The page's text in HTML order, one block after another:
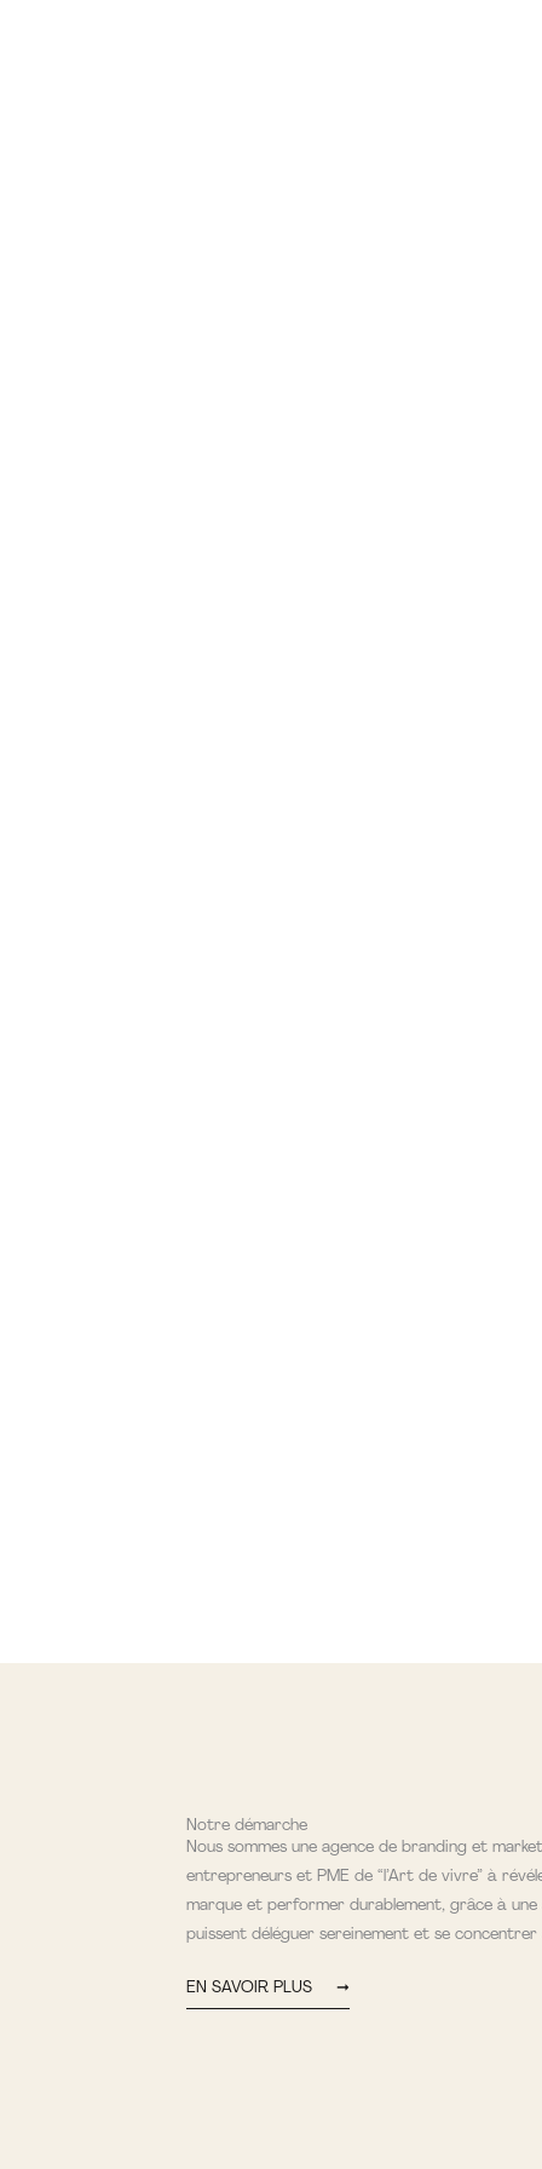
Notre démarche
Nous sommes une agence de branding et
entrepreneurs et PME de “l’Art de vivre” à
marque et performer durablement, grâce à une
puissent déléguer sereinement et se concentrer
EN SAVOIR PLUS ➞